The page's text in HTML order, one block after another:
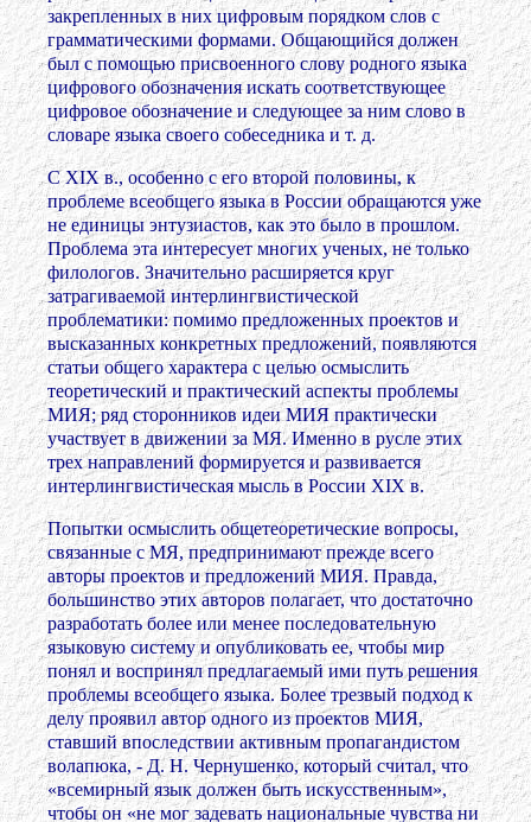
закрепленных в них цифровым порядком слов с
грамматическими формами. Общающийся должен
был с помощью присвоенного слову родного языка
цифрового обозначения искать соответствующее
цифровое обозначение и следующее за ним слово в
словаре языка своего собеседника и т. д.
С XIX в., особенно с его второй половины, к
проблеме всеобщего языка в России обращаются уже
не единицы энтузиастов, как это было в прошлом.
Проблема эта интересует многих ученых, не только
филологов. Значительно расширяется круг
затрагиваемой интерлингвистической
проблематики: помимо предложенных проектов и
высказанных конкретных предложений, появляются
статьи общего характера с целью осмыслить
теоретический и практический аспекты проблемы
МИЯ; ряд сторонников идеи МИЯ практически
участвует в движении за МЯ. Именно в русле этих
трех направлений формируется и развивается
интерлингвистическая мысль в России XIX в.
Попытки осмыслить общетеоретические вопросы,
связанные с МЯ, предпринимают прежде всего
авторы проектов и предложений МИЯ. Правда,
большинство этих авторов полагает, что достаточно
разработать более или менее последовательную
языковую систему и опубликовать ее, чтобы мир
понял и воспринял предлагаемый ими путь решения
проблемы всеобщего языка. Более трезвый подход к
делу проявил автор одного из проектов МИЯ,
ставший впоследствии активным пропагандистом
волапюка, - Д. Н. Чернушенко, который считал, что
«всемирный язык должен быть искусственным»,
чтобы он «не мог задевать национальные чувства ни